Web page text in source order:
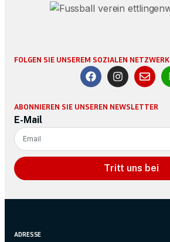
FOLGEN SIE UNSEREM SOZIALEN NETZWERK
ABONNIEREN SIE UNSEREN NEWSLETTER
E-Mail
Tritt uns bei
ADRESSE